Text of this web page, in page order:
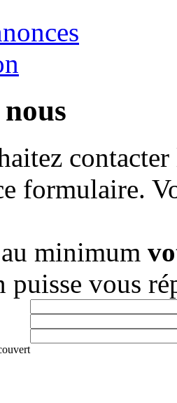
formulaire.
minimum
puisse vous